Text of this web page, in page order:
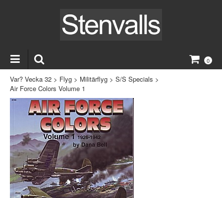
0
Var? Vecka 32 > Flyg > Militärflyg > S/S Specials >
Air Force Colors Volume 1